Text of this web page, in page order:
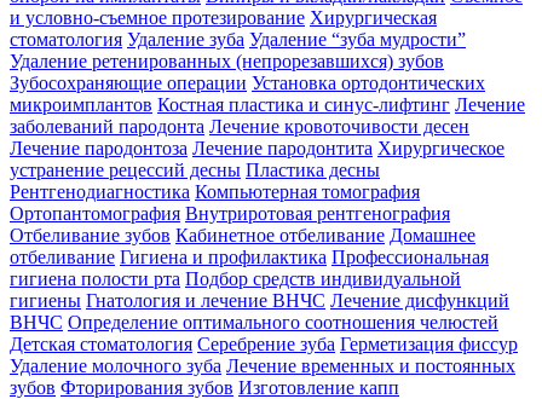
и условно-съемное протезирование Хирургическая
стоматология Удаление зуба Удаление “зуба мудрости”
Удаление ретенированных (непрорезавшихся) зубов
Зубосохраняющие операции Установка ортодонтических
микроимплантов Костная пластика и синус-лифтинг Лечение
заболеваний пародонта Лечение кровоточивости десен
Лечение пародонтоза Лечение пародонтита Хирургическое
устранение рецессий десны Пластика десны
Рентгенодиагностика Компьютерная томография
Ортопантомография Внутриротовая рентгенография
Отбеливание зубов Кабинетное отбеливание Домашнее
отбеливание Гигиена и профилактика Профессиональная
гигиена полости рта Подбор средств индивидуальной
гигиены Гнатология и лечение ВНЧС Лечение дисфункций
ВНЧС Определение оптимального соотношения челюстей
Детская стоматология Серебрение зуба Герметизация фиссур
Удаление молочного зуба Лечение временных и постоянных
зубов Фторирования зубов Изготовление капп